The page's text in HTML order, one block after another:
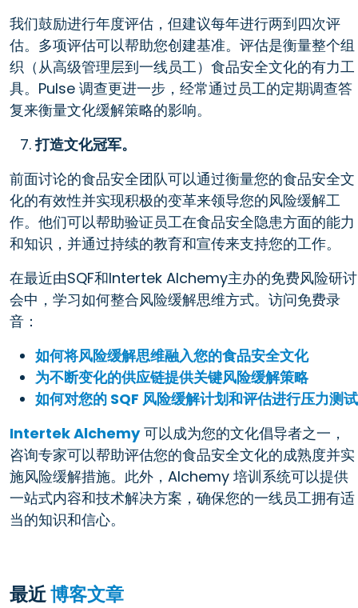
我们鼓励进行年度评估，但建议每年进行两到四次评
估。多项评估可以帮助您创建基准。评估是衡量整个组
织（从高级管理层到一线员工）食品安全文化的有力工
具。Pulse 调查更进一步，经常通过员工的定期调查答
复来衡量文化缓解策略的影响。
打造文化冠军。
前面讨论的食品安全团队可以通过衡量您的食品安全文
化的有效性并实现积极的变革来领导您的风险缓解工
作。他们可以帮助验证员工在食品安全隐患方面的能力
和知识，并通过持续的教育和宣传来支持您的工作。
在最近由SQF和Intertek Alchemy主办的免费风险研讨
会中，学习如何整合风险缓解思维方式。访问免费录
音：
如何将风险缓解思维融入您的食品安全文化
为不断变化的供应链提供关键风险缓解策略
如何对您的 SQF 风险缓解计划和评估进行压力测试
Intertek Alchemy可以成为您的文化倡导者之一，
咨询专家可以帮助评估您的食品安全文化的成熟度并实
施风险缓解措施。此外，Alchemy 培训系统可以提供
一站式内容和技术解决方案，确保您的一线员工拥有适
当的知识和信心。
最近博客文章